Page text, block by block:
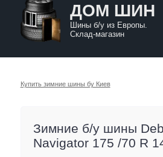
ДОМ ШИН
Шины б/у из Европы.
Склад-магазин
Купить зимние шины бу Киев
Зимние б/у шины
Navigator 175 /70 R